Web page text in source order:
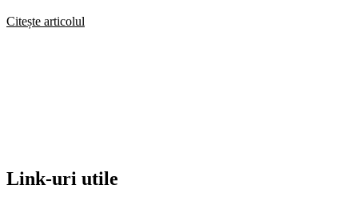
Citește articolul
Link-uri utile